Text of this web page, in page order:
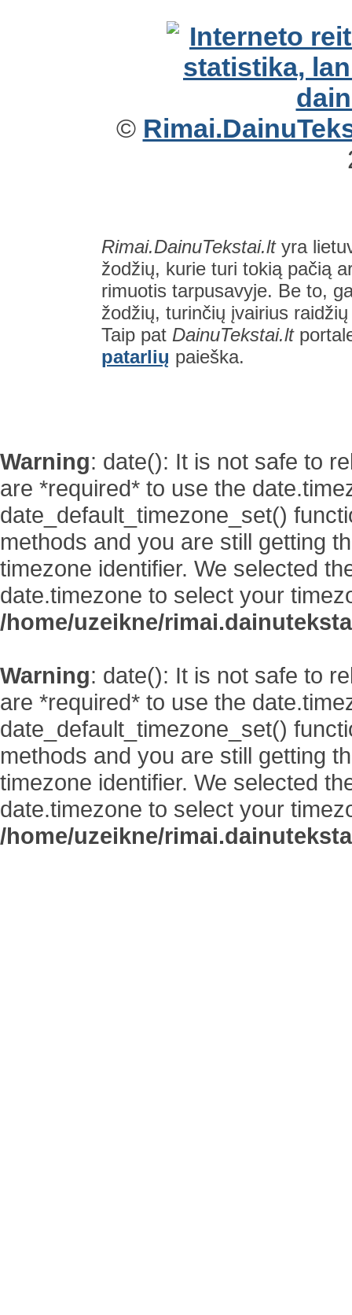
©
Rimai.DainuTekstai.ltyra
žodžių, kurie turi tokią pačią
rimuotis tarpusavyje. Be to,
žodžių, turinčių įvairius
Taip pat DainuTekstai.lt
patarlių paieška.
Warning: date(): It is not safe to
are *required* to use the
date_default_timezone_set()
methods and you are still getting
timezone identifier. We selected
date.timezone to select your
/home/uzeikne/
Warning: date(): It is not safe to
are *required* to use the
date_default_timezone_set()
methods and you are still getting
timezone identifier. We selected
date.timezone to select your
/home/uzeikne/